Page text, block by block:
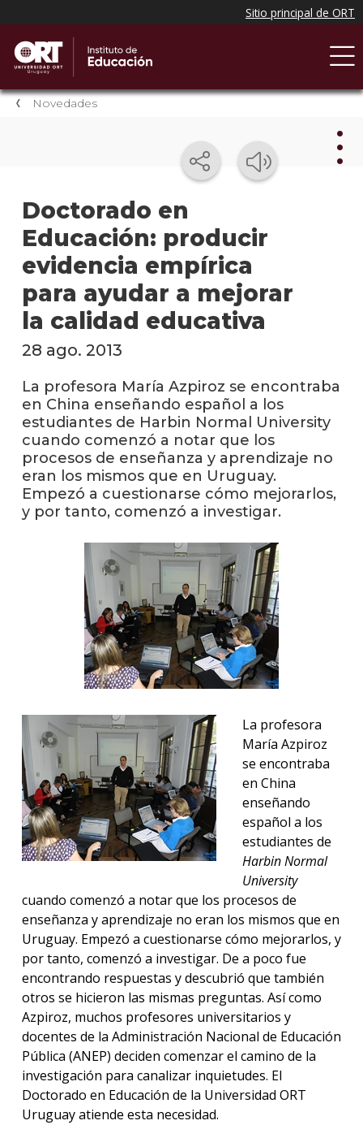
Novedades
Doctorado en
Educación: producir
evidencia empírica
para ayudar a mejorar
la calidad educativa
28 ago. 2013
La profesora María Azpiroz se encontraba
en China enseñando español a los
estudiantes de Harbin Normal University
cuando comenzó a notar que los
procesos de enseñanza y aprendizaje no
eran los mismos que en Uruguay.
Empezó a cuestionarse cómo mejorarlos,
y por tanto, comenzó a investigar.
La profesora
María Azpiroz
se encontraba
en China
enseñando
español a los
estudiantes de
Harbin Normal
University
cuando comenzó a notar que los procesos de
enseñanza y aprendizaje no eran los mismos que en
Uruguay. Empezó a cuestionarse cómo mejorarlos, y
por tanto, comenzó a investigar. De a poco fue
encontrando respuestas y descubrió que también
otros se hicieron las mismas preguntas. Así como
Azpiroz, muchos profesores universitarios y
docentes de la Administración Nacional de Educación
Pública (ANEP) deciden comenzar el camino de la
investigación para canalizar inquietudes. El
Doctorado en Educación de la Universidad ORT
Uruguay atiende esta necesidad.